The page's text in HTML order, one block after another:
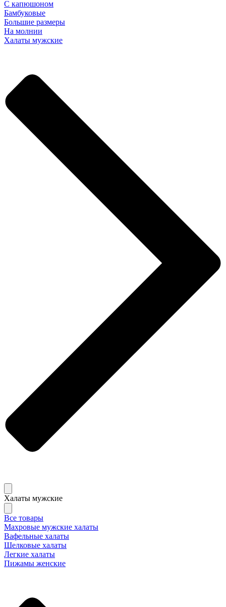
С капюшоном
Бамбуковые
Большие размеры
На молнии
Халаты мужские
Халаты мужские
Все товары
Махровые мужские халаты
Вафельные халаты
Шелковые халаты
Легкие халаты
Пижамы женские